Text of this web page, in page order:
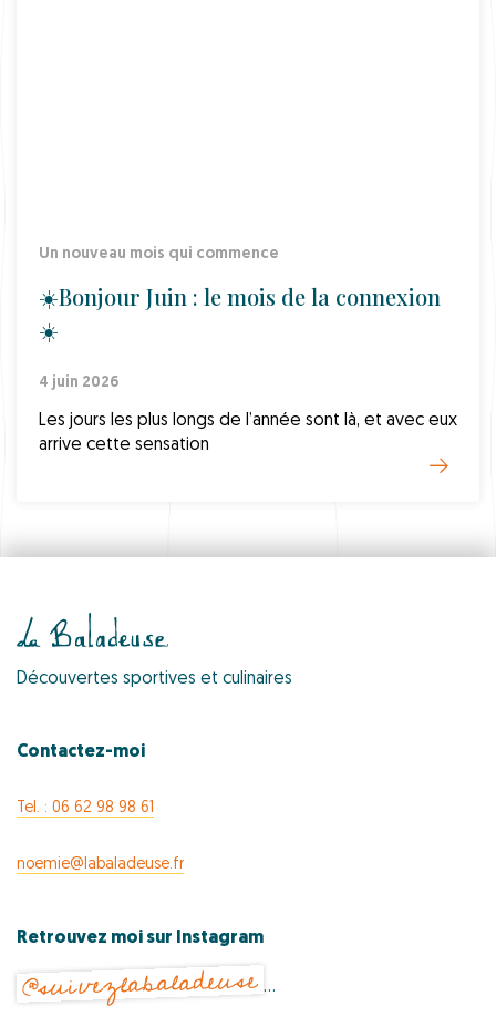
Un nouveau mois qui commence
☀️Bonjour Juin : le mois de la connexion
☀️
4 juin 2026
Les jours les plus longs de l’année sont là, et avec eux
arrive cette sensation
Découvertes sportives et culinaires
Contactez-moi
Tel. : 06 62 98 98 61
noemie@labaladeuse.fr
Retrouvez moi sur Instagram
@suivezlabaladeuse …